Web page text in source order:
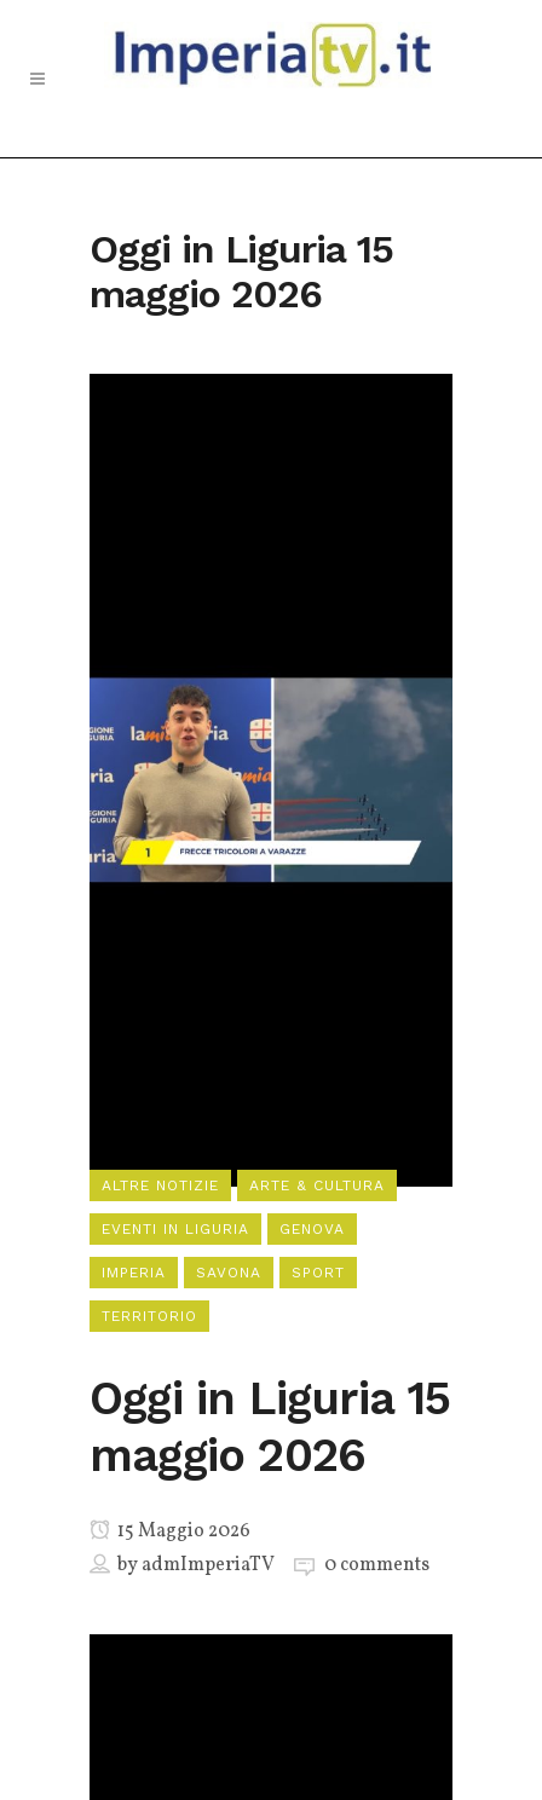
Oggi in Liguria 15
maggio 2026
ALTRE NOTIZIE ARTE & CULTURA
EVENTI IN LIGURIA GENOVA
IMPERIA SAVONA SPORT
TERRITORIO
Oggi in Liguria 15
maggio 2026
15 Maggio 2026
byadmImperiaTV 0 comments